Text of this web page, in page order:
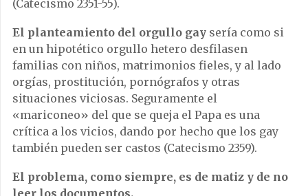
(Catecismo 2351-55).
El planteamiento del orgullo gay sería como si
en un hipotético orgullo hetero desfilasen
familias con niños, matrimonios fieles, y al lado
orgías, prostitución, pornógrafos y otras
situaciones viciosas. Seguramente el
«mariconeo» del que se queja el Papa es una
crítica a los vicios, dando por hecho que los gay
también pueden ser castos (Catecismo 2359).
El problema, como siempre, es de matiz y de no